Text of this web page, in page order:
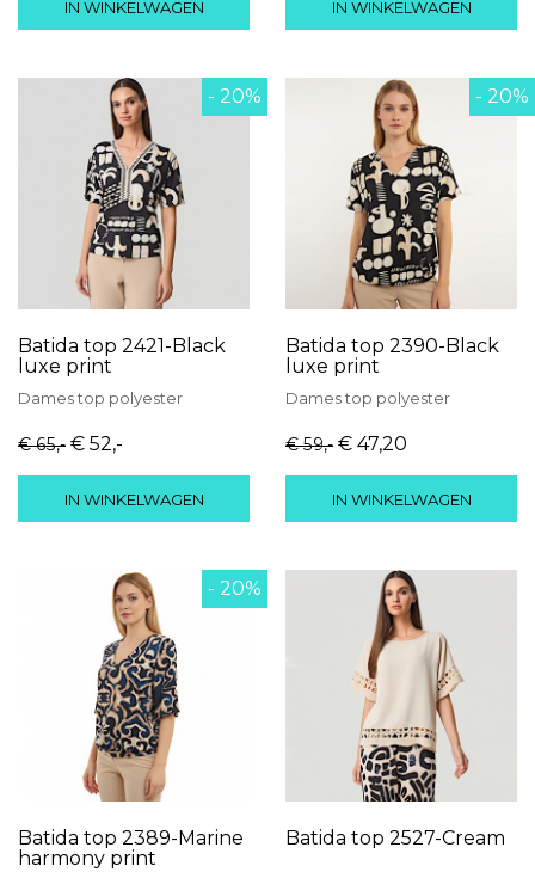
IN WINKELWAGEN IN WINKELWAGEN
- 20%
Batida top 2421-Black
luxe print
Damestop polyester
€ 65,- € 52,-
IN WINKELWAGEN
- 20%
Batida top 2390-Black
luxe print
Damestop polyester
€ 59,- € 47,20
IN WINKELWAGEN
- 20%
Batida top 2389-Marine
harmony print
Batida top 2527-Cream